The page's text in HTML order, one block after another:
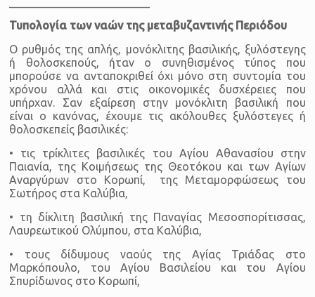
Τυπολογία των ναών της μεταβυζαντινής Περιόδου
Ο ρυθμός της απλής, μονόκλιτης βασιλικής, ξυλόστεγης
ή θολοσκεπούς, ήταν ο συνηθισμένος τύπος που
μπορούσε να ανταποκριθεί όχι μόνο στη συντομία του
χρόνου αλλά και στις οικονομικές δυσχέρειες που
υπήρχαν. Σαν εξαίρεση στην μονόκλιτη βασιλική που
είναι ο κανόνας, έχουμε τις ακόλουθες ξυλόστεγες ή
θολοσκεπείς βασιλικές:
• τις τρίκλιτες βασιλικές του Αγίου Αθανασίου στην
Παιανία, της Κοιμήσεως της Θεοτόκου και των Αγίων
Αναργύρων στο Κορωπί, της Μεταμορφώσεως του
Σωτήρος στα Καλύβια,
• τη δίκλιτη βασιλική της Παναγίας Μεσοσπορίτισσας,
Λαυρεωτικού Ολύμπου, στα Καλύβια,
• τους δίδυμους ναούς της Αγίας Τριάδας στο
Μαρκόπουλο, του Αγίου Βασιλείου και του Αγίου
Σπυρίδωνος στο Κορωπί,